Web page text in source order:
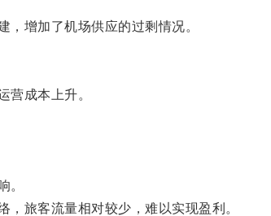
增加了机场供应的过剩情况。
成本上升。
。
旅客流量相对较少，难以实现盈利。